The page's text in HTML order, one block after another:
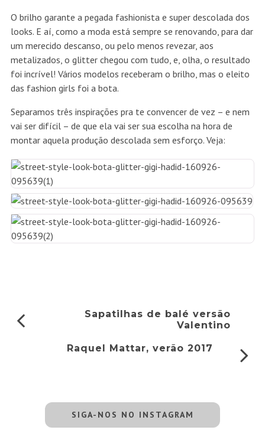
O brilho garante a pegada fashionista e super descolada dos
looks. E aí, como a moda está sempre se renovando, para dar
um merecido descanso, ou pelo menos revezar, aos
metalizados, o glitter chegou com tudo, e, olha, o resultado
foi incrível! Vários modelos receberam o brilho, mas o eleito
das fashion girls foi a bota.
Separamos três inspirações pra te convencer de vez – e nem
vai ser difícil – de que ela vai ser sua escolha na hora de
montar aquela produção descolada sem esforço. Veja:
Sapatilhas de balé versão
Valentino
Raquel Mattar, verão 2017
SIGA-NOS NO INSTAGRAM